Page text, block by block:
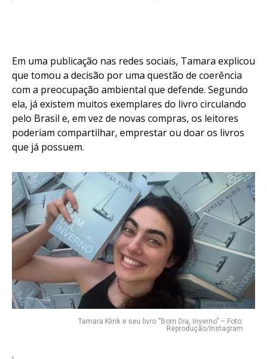
Em uma publicação nas redes sociais, Tamara explicou
que tomou a decisão por uma questão de coerência
com a preocupação ambiental que defende. Segundo
ela, já existem muitos exemplares do livro circulando
pelo Brasil e, em vez de novas compras, os leitores
poderiam compartilhar, emprestar ou doar os livros
que já possuem.
Tamara Klink e seu livro “Bom Dia, Inverno” – Foto:
Reprodução/Instagram